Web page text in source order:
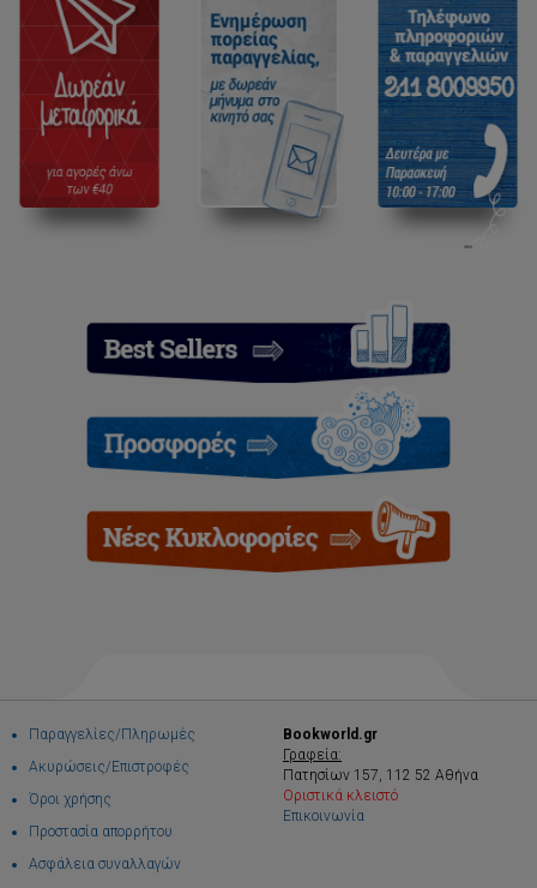
Παραγγελίες/Πληρωμές
Ακυρώσεις/Επιστροφές
Όροι χρήσης
Προστασία απορρήτου
Ασφάλεια συναλλαγών
Bookworld.gr
Γραφεία:
Πατησίων 157, 112 52 Αθήνα
Οριστικά κλειστό
Επικοινωνία